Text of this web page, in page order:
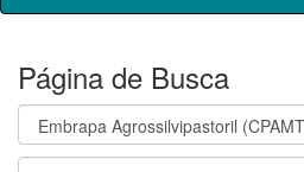
Página de Busca